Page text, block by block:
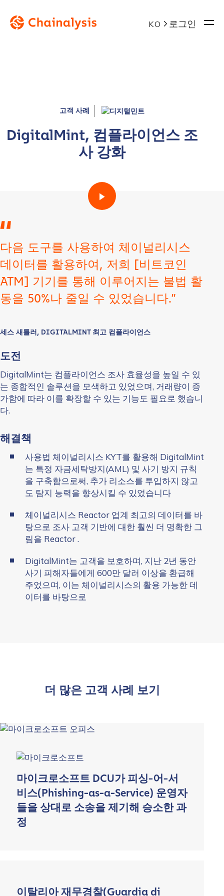
KO 로그인
고객 사례
DigitalMint, 컴플라이언스 조
사 강화
다음 도구를 사용하여 체이널리시스
데이터를 활용하여, 저희 [비트코인
ATM] 기기를 통해 이루어지는 불법 활
동을 50%나 줄일 수 있었습니다.”
세스 새틀러, DIGITALMINT 최고 컴플라이언스
도전
DigitalMint는 컴플라이언스 조사 효율성을 높일 수 있
는 종합적인 솔루션을 모색하고 있었으며, 거래량이 증
가함에 따라 이를 확장할 수 있는 기능도 필요로 했습니
다.
해결책
사용법 체이널리시스 KYT를 활용해 DigitalMint
는 특정 자금세탁방지(AML) 및 사기 방지 규칙
을 구축함으로써, 추가 리소스를 투입하지 않고
도 탐지 능력을 향상시킬 수 있었습니다
체이널리시스 Reactor 업계 최고의 데이터를 바
탕으로 조사 고객 기반에 대한 훨씬 더 명확한 그
림을 Reactor .
DigitalMint는 고객을 보호하며, 지난 2년 동안
사기 피해자들에게 600만 달러 이상을 환급해
주었으며, 이는 체이널리시스의 활용 가능한 데
이터를 바탕으로
더 많은 고객 사례 보기
마이크로소프트 DCU가 피싱-어-서
비스(Phishing-as-a-Service) 운영자
들을 상대로 소송을 제기해 승소한 과
정
이탈리아 재무경찰(Guardia di